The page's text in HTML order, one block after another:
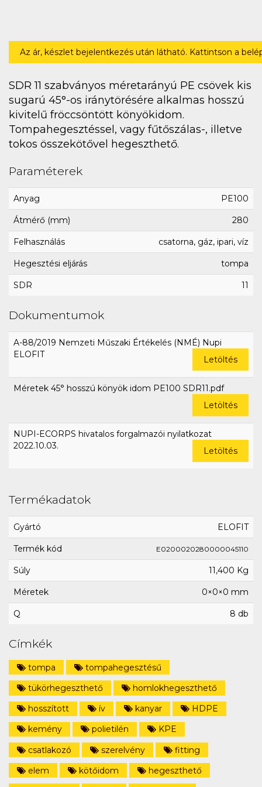
Az ár, készlet bejelentkezés után látható. Kattintson a
SDR 11 szabványos méretarányú PE csövek kis
sugarú 45°-os iránytörésére alkalmas hosszú
kivitelű fröccsöntött könyökidom.
Tompahegesztéssel, vagy fűtőszálas-, illetve
tokos összekötővel hegeszthető.
Paraméterek
Anyag PE100
Átmérő (mm) 280
Felhasználás csatorna, gáz, ipari, víz
Hegesztési eljárás tompa
SDR 11
Dokumentumok
A-88/2019 Nemzeti Műszaki Értékelés (NMÉ) Nupi
ELOFIT
Letöltés
Méretek 45° hosszú könyök idom PE100 SDR11.pdf
Letöltés
NUPI-ECORPS hivatalos forgalmazói nyilatkozat
2022.10.03.
Letöltés
Termékadatok
Gyártó ELOFIT
Termék kód E0200020280000045110
Súly 11,400 Kg
Méretek 0×0×0 mm
Q 8 db
Címkék
tompa
tompahegesztésű
tükörhegeszthető
homlokhegeszthető
hosszított
ív kanyar
HDPE
kemény
polietilén
KPE
csatlakozó
szerelvény
fitting
elem
kötőidom
hegeszthető